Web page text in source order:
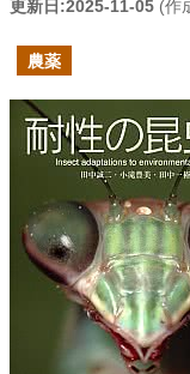
更新日:2025-11-05 (作
農薬